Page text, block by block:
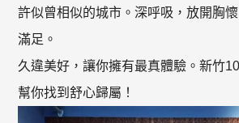
許似曾相似的城市。深呼吸，放開胸
滿足。
久違美好，讓你擁有最真體驗。新竹
幫你找到舒心歸屬！